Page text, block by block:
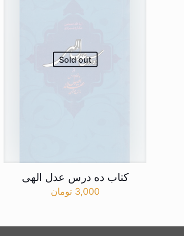
Sold out
کتاب ده درس عدل الهی
3,000 تومان